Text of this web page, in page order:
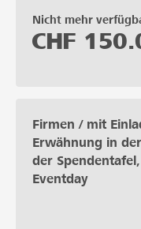
Nicht mehr
CHF
Firmen / mit
Erwähnung in
der
Eventday